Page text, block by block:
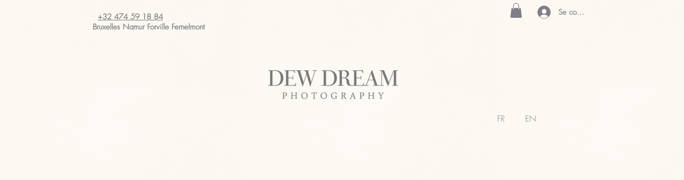
+32 474 59 18 84
Bruxelles Namur Forville Fernelmont
Se connecter
FR EN